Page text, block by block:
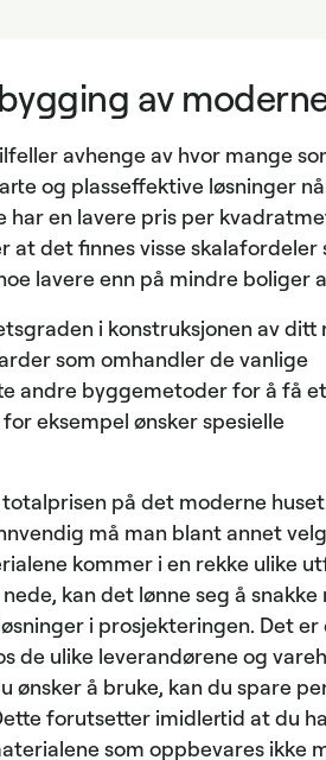
av
avhenge av hvor mange
og plasseffektive løsninger
en lavere pris per
det finnes visse skalafordeler
lavere enn på mindre boliger
i konstruksjonen av ditt
som omhandler de vanlige
andre byggemetoder for å få
eksempel ønsker spesielle
på det moderne
må man blant annet
kommer i en rekke ulike
kan det lønne seg å
i prosjekteringen. Det er
de ulike leverandørene og
å bruke, kan du spare
forutsetter imidlertid at du
som oppbevares ikke